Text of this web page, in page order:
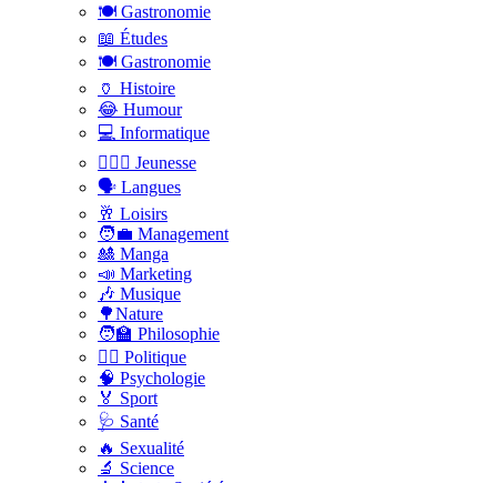
🍽️ Gastronomie
📖 Études
🍽️ Gastronomie
🏺 Histoire
😂 Humour
💻 Informatique
🤸🏽‍♀️ Jeunesse
🗣 Langues
🥂 Loisirs
🧑‍💼 Management
🎎 Manga
📣 Marketing
🎶 Musique
🌳Nature
🧑‍🏫 Philosophie
👨‍⚖️ Politique
🧠 Psychologie
🏅 Sport
🩺 Santé
🔥 Sexualité
🔬 Science